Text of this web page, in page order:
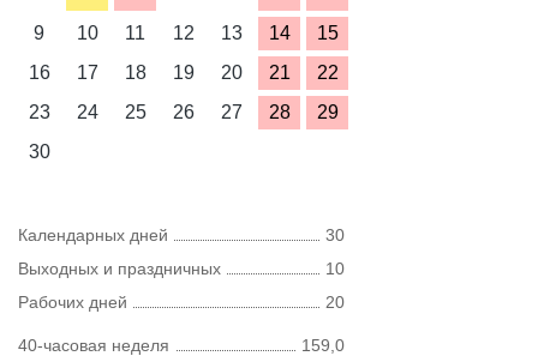
9
10 11 12 13 14
15
16
17 18 19 20 21
22
23
24 25 26 27 28
29
30
Календарных дней
30
Выходных и праздничных
10
Рабочих дней
20
40-часовая неделя
159,0